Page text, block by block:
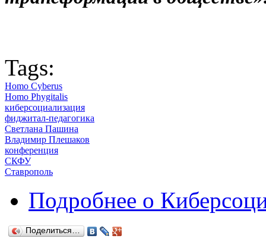
Tags:
Homo Cyberus
Homo Phygitalis
киберсоциализация
фиджитал-педагогика
Светлана Пашина
Владимир Плешаков
конференция
СКФУ
Ставрополь
Подробнее о
Поделиться…